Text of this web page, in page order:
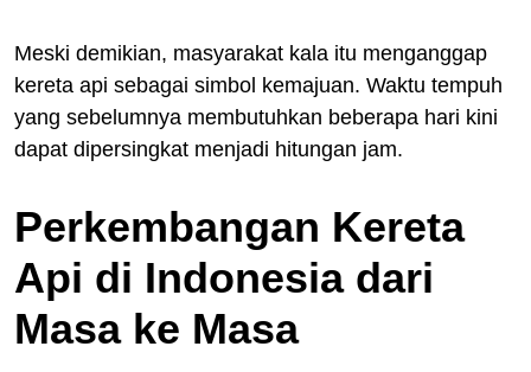
Meski demikian, masyarakat kala itu menganggap
kereta api sebagai simbol kemajuan. Waktu tempuh
yang sebelumnya membutuhkan beberapa hari kini
dapat dipersingkat menjadi hitungan jam.
Perkembangan Kereta
Api di Indonesia dari
Masa ke Masa